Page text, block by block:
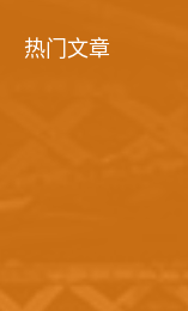
热门文章